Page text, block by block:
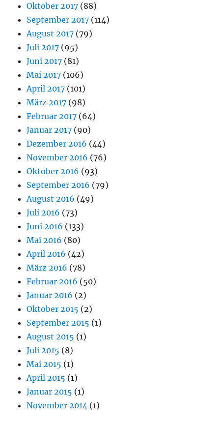
Oktober 2017 (88)
September 2017 (114)
August 2017 (79)
Juli 2017 (95)
Juni 2017 (81)
Mai 2017 (106)
April 2017 (101)
März 2017 (98)
Februar 2017 (64)
Januar 2017 (90)
Dezember 2016 (44)
November 2016 (76)
Oktober 2016 (93)
September 2016 (79)
August 2016 (49)
Juli 2016 (73)
Juni 2016 (133)
Mai 2016 (80)
April 2016 (42)
März 2016 (78)
Februar 2016 (50)
Januar 2016 (2)
Oktober 2015 (2)
September 2015 (1)
August 2015 (1)
Juli 2015 (8)
Mai 2015 (1)
April 2015 (1)
Januar 2015 (1)
November 2014 (1)